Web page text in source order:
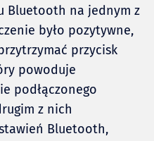
Bluetooth na jednym z
było pozytywne,
przycisk
powoduje
podłączonego
z nich
Bluetooth,